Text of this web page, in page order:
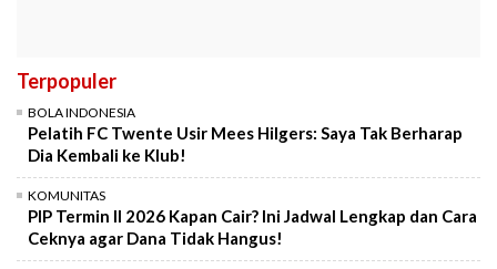
Terpopuler
BOLA INDONESIA
Pelatih FC Twente Usir Mees Hilgers: Saya Tak Berharap
Dia Kembali ke Klub!
KOMUNITAS
PIP Termin II 2026 Kapan Cair? Ini Jadwal Lengkap dan Cara
Ceknya agar Dana Tidak Hangus!